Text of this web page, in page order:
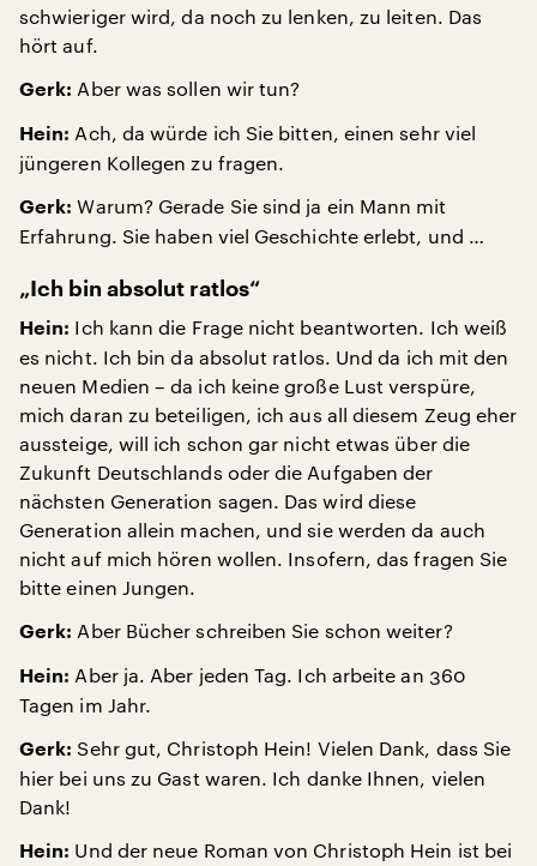
schwieriger wird, da noch zu lenken, zu leiten. Das
hört auf.
Gerk: Aber was sollen wir tun?
Hein: Ach, da würde ich Sie bitten, einen sehr viel
jüngeren Kollegen zu fragen.
Gerk: Warum? Gerade Sie sind ja ein Mann mit
Erfahrung. Sie haben viel Geschichte erlebt, und …
„Ich bin absolut ratlos“
Hein: Ich kann die Frage nicht beantworten. Ich weiß
es nicht. Ich bin da absolut ratlos. Und da ich mit den
neuen Medien – da ich keine große Lust verspüre,
mich daran zu beteiligen, ich aus all diesem Zeug eher
aussteige, will ich schon gar nicht etwas über die
Zukunft Deutschlands oder die Aufgaben der
nächsten Generation sagen. Das wird diese
Generation allein machen, und sie werden da auch
nicht auf mich hören wollen. Insofern, das fragen Sie
bitte einen Jungen.
Gerk: Aber Bücher schreiben Sie schon weiter?
Hein: Aber ja. Aber jeden Tag. Ich arbeite an 360
Tagen im Jahr.
Gerk: Sehr gut, Christoph Hein! Vielen Dank, dass Sie
hier bei uns zu Gast waren. Ich danke Ihnen, vielen
Dank!
Hein: Und der neue Roman von Christoph Hein ist bei